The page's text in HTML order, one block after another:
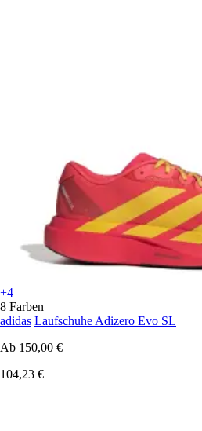
+4
8 Farben
adidas Laufschuhe Adizero Evo SL
Ab 150,00 €
104,23 €